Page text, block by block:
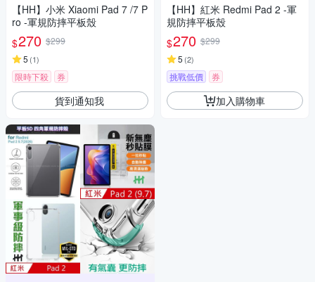
【HH】小米 Xiaomi Pad 7 /7 P
ro -軍規防摔平板殼
$270 $299
5 (1)
限時下殺 券
貨到通知我
【HH】紅米 Redmi Pad 2 -軍
規防摔平板殼
$270 $299
5 (2)
挑戰低價 券
加入購物車